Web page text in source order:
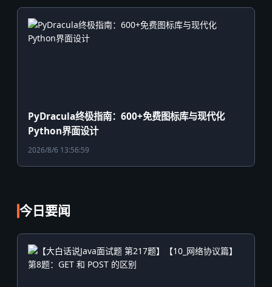
PyDracula终极指南：600+免费图标库与现代化
Python界面设计
2026/8/6 13:56:59
今日要闻